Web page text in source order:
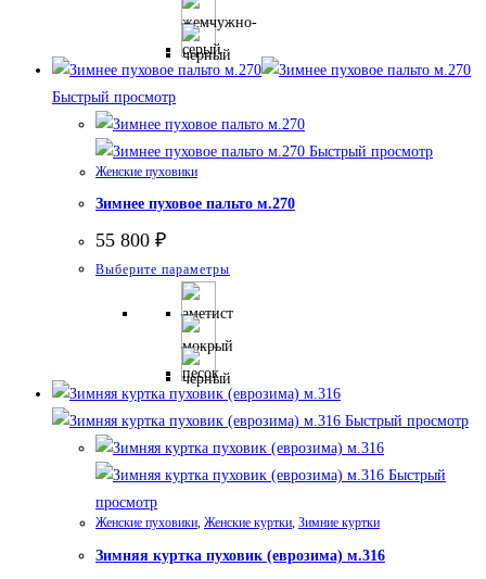
несколько
вариаций.
Опции
выбрать
на
товара.
Быстрый просмотр
Быстрый просмотр
Женские пуховики
Зимнее пуховое пальто м.270
55 800 ₽
Выберите параметры
имеет
несколько
вариаций.
Опции
можно
выбрать
на
Быстрый просмотр
Быстрый
просмотр
Женские пуховики, Женские куртки, Зимние куртки
Зимняя куртка пуховик (еврозима) м.316